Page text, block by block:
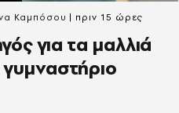
για τα μαλλιά
Καμπόσου πριν 15 ώρες